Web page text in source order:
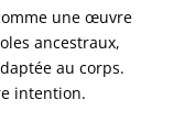
une œuvre
ancestraux,
au corps.
intention.